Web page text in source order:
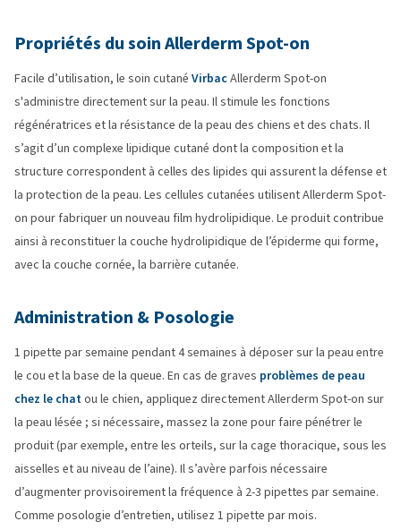
Propriétés du soin Allerderm Spot-on
Facile d’utilisation, le soin cutané VirbacAllerderm Spot-on
s'administre directement sur la peau. Il stimule les fonctions
régénératrices et la résistance de la peau des chiens et des chats. Il
s’agit d’un complexe lipidique cutané dont la composition et la
structure correspondent à celles des lipides qui assurent la défense et
la protection de la peau. Les cellules cutanées utilisent Allerderm Spot-
on pour fabriquer un nouveau film hydrolipidique. Le produit contribue
ainsi à reconstituer la couche hydrolipidique de l’épiderme qui forme,
avec la couche cornée, la barrière cutanée.
Administration & Posologie
1 pipette par semaine pendant 4 semaines à déposer sur la peau entre
le cou et la base de la queue. En cas de graves problèmes de peau
chez le chatou le chien, appliquez directement Allerderm Spot-on sur
la peau lésée ; si nécessaire, massez la zone pour faire pénétrer le
produit (par exemple, entre les orteils, sur la cage thoracique, sous les
aisselles et au niveau de l’aine). Il s’avère parfois nécessaire
d’augmenter provisoirement la fréquence à 2-3 pipettes par semaine.
Comme posologie d’entretien, utilisez 1 pipette par mois.